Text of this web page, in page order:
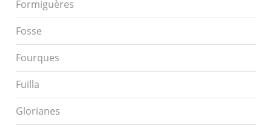
Formiguères
Fosse
Fourques
Fuilla
Glorianes